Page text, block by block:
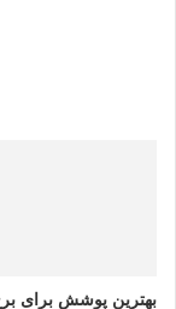
بهترین پوشش برای